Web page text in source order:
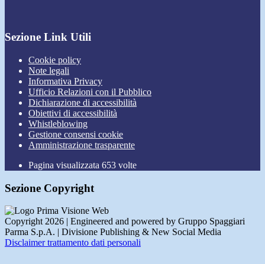
Sezione Link Utili
Cookie policy
Note legali
Informativa Privacy
Ufficio Relazioni con il Pubblico
Dichiarazione di accessibilità
Obiettivi di accessibilità
Whistleblowing
Gestione consensi cookie
Amministrazione trasparente
Pagina visualizzata 653 volte
Sezione Copyright
Copyright 2026 | Engineered and powered by Gruppo Spaggiari
Parma S.p.A. | Divisione Publishing & New Social Media
Disclaimer trattamento dati personali